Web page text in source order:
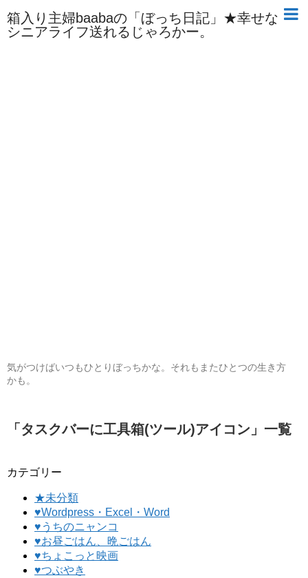
箱入り主婦baabaの「ぼっち日記」★幸せな
シニアライフ送れるじゃろかー。
気がつけばいつもひとりぼっちかな。それもまたひとつの生き方
かも。
「 タスクバーに工具箱(ツール)アイコン 」 一覧
カテゴリー
★未分類
♥Wordpress・Excel・Word
♥うちのニャンコ
♥お昼ごはん、晩ごはん
♥ちょこっと映画
♥つぶやき